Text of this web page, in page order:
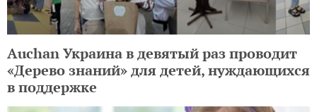
Auchan Украина в девятый раз проводит
«Дерево знаний» для детей, нуждающихся
в поддержке